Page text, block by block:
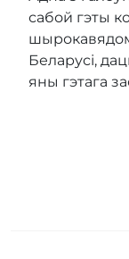
сабой гэты
Беларусі,
яны гэтага